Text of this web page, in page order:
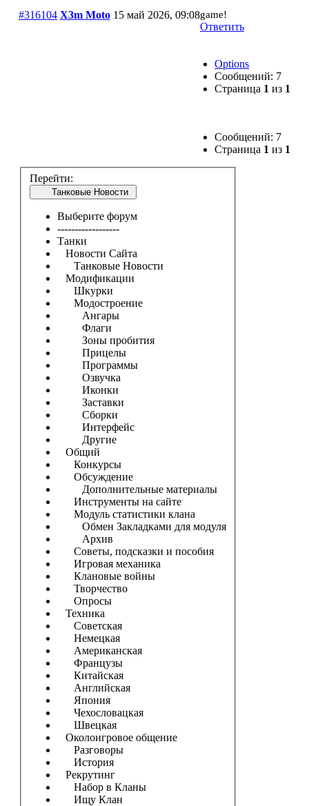
#316104 X3m Moto 15 май 2026, 09:08game!
Ответить
Options
Сообщений: 7
Страница 1 из 1
Сообщений: 7
Страница 1 из 1
Перейти:
Танковые Новости
Выберите форум
------------------
Танки
Новости Сайта
Танковые Новости
Модификации
Шкурки
Модостроение
Ангары
Флаги
Зоны пробития
Прицелы
Программы
Озвучка
Иконки
Заставки
Сборки
Интерфейс
Другие
Общий
Конкурсы
Обсуждение
Дополнительные материалы
Инструменты на сайте
Модуль статистики клана
Обмен Закладками для модуля
Архив
Советы, подсказки и пособия
Игровая механика
Клановые войны
Творчество
Опросы
Техника
Советская
Немецкая
Американская
Французы
Китайская
Английская
Япония
Чехословацкая
Швецкая
Околоигровое общение
Разговоры
История
Рекрутинг
Набор в Кланы
Ищу Клан